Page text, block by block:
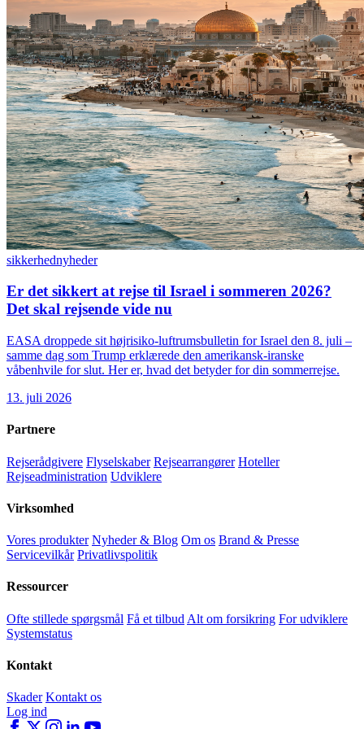
sikkerhednyheder
Er det sikkert at rejse til Israel i sommeren 2026?
Det skal rejsende vide nu
EASA droppede sit højrisiko-luftrumsbulletin for Israel den 8. juli –
samme dag som Trump erklærede den amerikansk-iranske
våbenhvile for slut. Her er, hvad det betyder for din sommerrejse.
13. juli 2026
Partnere
Rejserådgivere Flyselskaber Rejsearrangører Hoteller
Rejseadministration Udviklere
Virksomhed
Vores produkter Nyheder & Blog Om os Brand & Presse
Servicevilkår Privatlivspolitik
Ressourcer
Ofte stillede spørgsmål Få et tilbud Alt om forsikring For udviklere
Systemstatus
Kontakt
Skader Kontakt os
Log ind